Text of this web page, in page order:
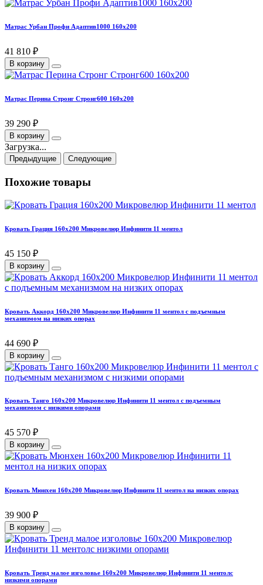
Матрас Урбан Профи Адаптив1000 160х200
41 810 ₽
В корзину
Матрас Перина Стронг Стронг600 160х200
39 290 ₽
В корзину
Загрузка...
Предыдущие Следующие
Похожие товары
Кровать Грация 160х200 Микровелюр Инфинити 11 ментол
45 150 ₽
В корзину
Кровать Аккорд 160х200 Микровелюр Инфинити 11 ментол с подъемным
механизмом на низких опорах
44 690 ₽
В корзину
Кровать Танго 160х200 Микровелюр Инфинити 11 ментол с подъемным
механизмом с низкими опорами
45 570 ₽
В корзину
Кровать Мюнхен 160х200 Микровелюр Инфинити 11 ментол на низких опорах
39 900 ₽
В корзину
Кровать Тренд малое изголовье 160х200 Микровелюр Инфинити 11 ментолс
низкими опорами